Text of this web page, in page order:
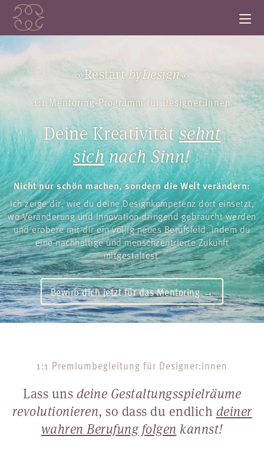
»Restart byDesign«
1:1 Mentoring-Programm für Designer:innen
Deine Kreativitätsehnt
sichnach Sinn!
Nicht nur schön machen, sondern die Welt verändern:
Ich zeige dir, wie du deine Designkompetenz dort einsetzt,
wo Veränderung und Innovation dringend gebraucht werden
und erobere mit dir ein völlig neues Berufsfeld, indem du
eine nachhaltige und menschzentrierte Zukunft
mitgestaltest.
Bewirb dich jetzt für das Mentoring →
1:1 Premiumbegleitung für Designer:innen
Lass uns deine Gestaltungsspielräume
revolutionieren, so dass du endlich deiner
wahren Berufung folgen kannst!